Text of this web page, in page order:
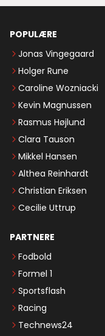
POPULÆRE
Jonas Vingegaard
Holger Rune
Caroline Wozniacki
Kevin Magnussen
Rasmus Højlund
Clara Tauson
Mikkel Hansen
Althea Reinhardt
Christian Eriksen
Cecilie Uttrup
PARTNERE
Fodbold
Formel 1
Sportsflash
Racing
Technews24